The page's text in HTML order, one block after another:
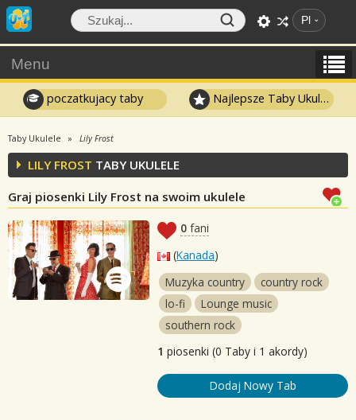
Pl
Menu
poczatkujacy taby Najlepsze Taby Ukulele
Taby Ukulele Lily Frost
LILY FROST TABY UKULELE
Graj piosenki Lily Frost na swoim ukulele
0 fani
(Kanada)
Muzyka country
country rock
lo-fi
Lounge music
southern rock
1 piosenki (0 Taby i 1 akordy)
Dodaj Nowy Tab